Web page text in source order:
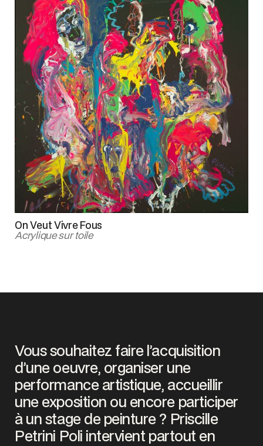
On Veut Vivre Fous
Acrylique sur toile
Vous souhaitez faire l’acquisition
d’une oeuvre, organiser une
performance artistique, accueillir
une exposition ou encore participer
à un stage de peinture ? Priscille
Petrini Poli intervient partout en